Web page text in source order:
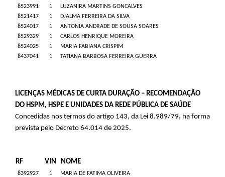
8523991
1
LUZANIRA MARTINS GONCALVES
8521417
1
DJALMA FERREIRA DA SILVA
8524017
1
ANTONIA ANDRADE DE SOUSA SOARES
8529329
1
CARLOS HENRIQUE MOREIRA
8524025
1
MARIA FABIANA CRISPIM
8437041
1 TATIANA BARBOSA FERREIRA GUERRA
LICENÇAS MÉDICAS DE CURTA DURAÇÃO – RECOMENDAÇÃO
DO HSPM, HSPE E UNIDADES DA REDE PÚBLICA DE SAÚDE
Concedidas nos termos do artigo 143, da Lei 8.989/79, na forma
prevista pelo Decreto 64.014 de 2025.
RF VIN NOME
8392927 1
MARIA DE FATIMA OLIVEIRA